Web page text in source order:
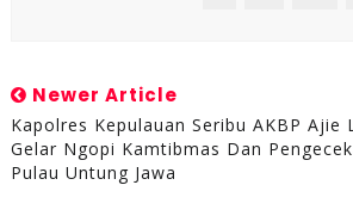
Newer Article
Kapolres Kepulauan Seribu AKBP Ajie
Gelar Ngopi Kamtibmas Dan
Pulau Untung Jawa